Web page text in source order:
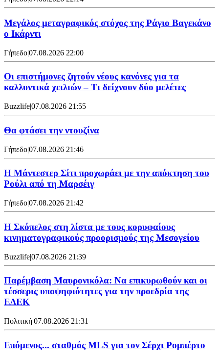
Μεγάλος μεταγραφικός στόχος της Ράγιο Βαγεκάνο
ο Ικάρντι
Γήπεδο|07.08.2026 22:00
Οι επιστήμονες ζητούν νέους κανόνες για τα
καλλυντικά χειλιών – Τι δείχνουν δύο μελέτες
Buzzlife|07.08.2026 21:55
Θα φτάσει την ντουζίνα
Γήπεδο|07.08.2026 21:46
Η Μάντεστερ Σίτι προχωράει με την απόκτηση του
Ρούλι από τη Μαρσέιγ
Γήπεδο|07.08.2026 21:42
Η Σκόπελος στη λίστα με τους κορυφαίους
κινηματογραφικούς προορισμούς της Μεσογείου
Buzzlife|07.08.2026 21:39
Παρέμβαση Μαυρονικόλα: Να επικυρωθούν και οι
τέσσερις υποψηφιότητες για την προεδρία της
ΕΔΕΚ
Πολιτική|07.08.2026 21:31
Επόμενος... σταθμός MLS για τον Σέρχι Ρομπέρτο